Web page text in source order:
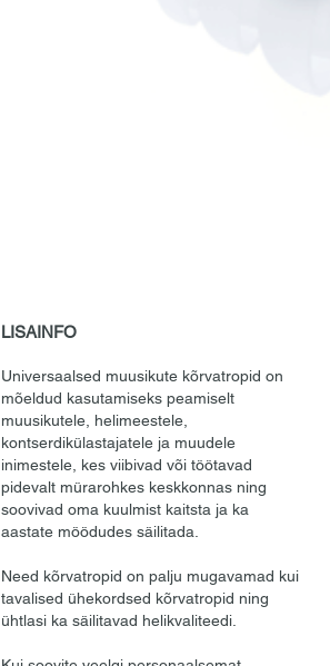
LISAINFO
Universaalsed muusikute kõrvatropid on
mõeldud kasutamiseks peamiselt
muusikutele, helimeestele,
kontserdikülastajatele ja muudele
inimestele, kes viibivad või töötavad
pidevalt mürarohkes keskkonnas ning
soovivad oma kuulmist kaitsta ja ka
aastate möödudes säilitada.
Need kõrvatropid on palju mugavamad kui
tavalised ühekordsed kõrvatropid ning
ühtlasi ka säilitavad helikvaliteedi.